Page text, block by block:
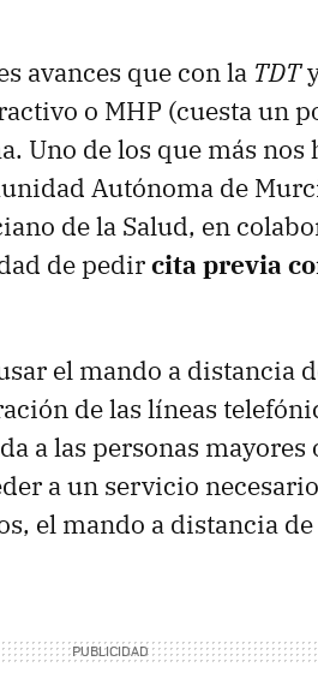
avances que con la TDT
o MHP (cuesta un
Uno de los que más nos
Autónoma de
de la Salud, en
de pedircita previa
el mando a distancia
de las líneas
a las personas mayores
a un servicio
el mando a distancia